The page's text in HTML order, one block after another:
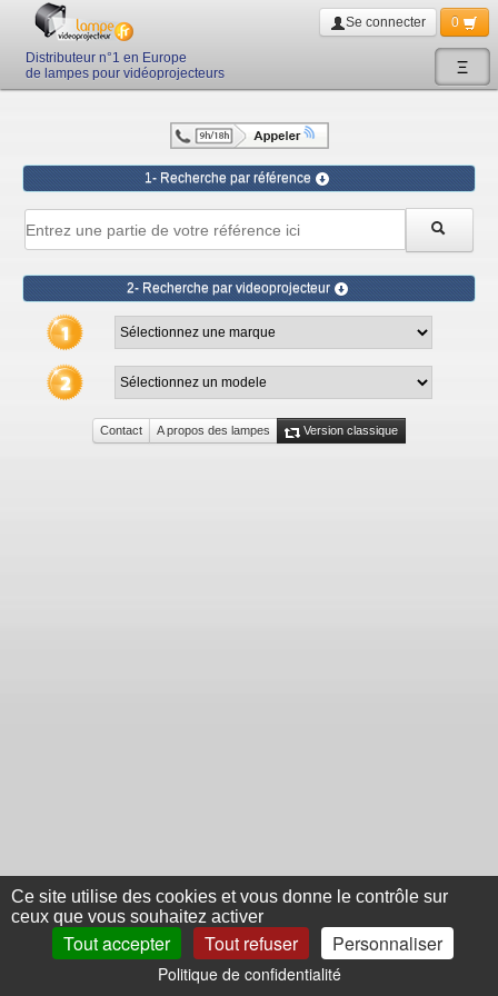
Ξ
Distributeur n°1 en Europe
de lampes pour vidéoprojecteurs
Se connecter 0
1- Recherche par référence
2- Recherche par videoprojecteur
Contact A propos des lampes Version classique
Ce site utilise des cookies et vous donne le contrôle sur
ceux que vous souhaitez activer
Tout accepter Tout refuser Personnaliser
Politique de confidentialité